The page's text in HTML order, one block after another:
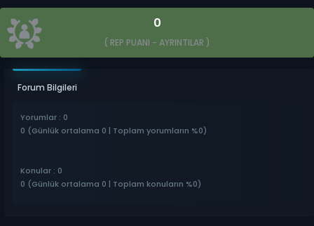
0
( REP PUANI - AYRINTILAR )
Forum Bilgileri
Yorumlar : 0
0 (Günlük ortalama 0 | Toplam yorumların %0)
Konular : 0
0 (Günlük ortalama 0 | Toplam konuların %0)